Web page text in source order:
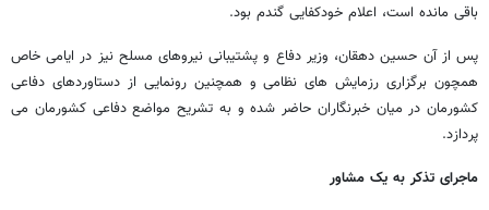
باقی مانده است، اعلام خودکفایی گندم بود.
پس از آن حسین دهقان، وزیر دفاع و پشتیبانی نیروهای مسلح نیز در ایامی خاص
همچون برگزاری رزمایش های نظامی و همچنین رونمایی از دستاوردهای دفاعی
کشورمان در میان خبرنگاران حاضر شده و به تشریح مواضع دفاعی کشورمان می
پردازد.
ماجرای تذکر به یک مشاور